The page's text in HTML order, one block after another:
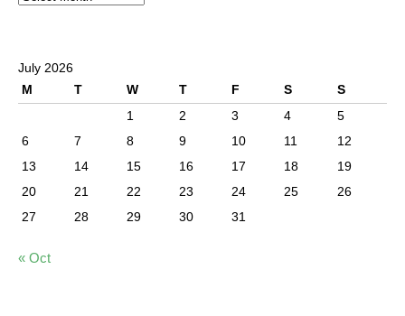
July 2026
M
T W T F S
S
1
2 3 4
5
6
7 8 9 10 11
12
13
14 15 16 17 18
19
20
21 22 23 24 25
26
27
28 29 30 31
« Oct